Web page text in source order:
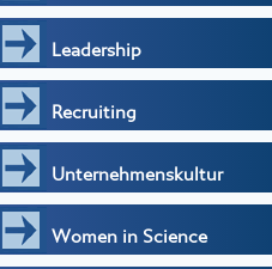
Leadership
Recruiting
Unternehmenskultur
Women in Science